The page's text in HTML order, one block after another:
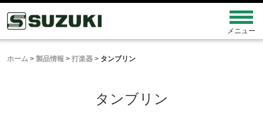
ホーム > 製品情報 > 打楽器 > タンブリン
タンブリン